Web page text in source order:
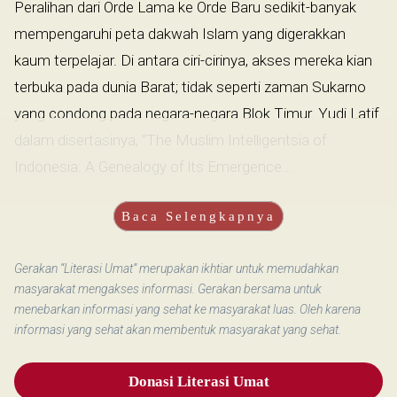
Peralihan dari Orde Lama ke Orde Baru sedikit-banyak
mempengaruhi peta dakwah Islam yang digerakkan
kaum terpelajar. Di antara ciri-cirinya, akses mereka kian
terbuka pada dunia Barat; tidak seperti zaman Sukarno
yang condong pada negara-negara Blok Timur. Yudi Latif
dalam disertasinya, “The Muslim Intelligentsia of
Indonesia: A Genealogy of lts Emergence...
Baca Selengkapnya
Gerakan “Literasi Umat” merupakan ikhtiar untuk memudahkan
masyarakat mengakses informasi. Gerakan bersama untuk
menebarkan informasi yang sehat ke masyarakat luas. Oleh karena
informasi yang sehat akan membentuk masyarakat yang sehat.
Donasi Literasi Umat